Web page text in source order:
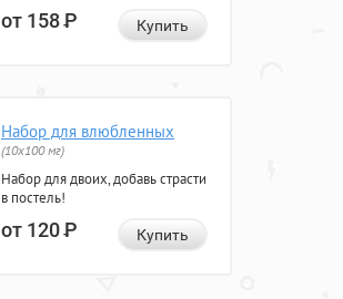
от 158Р Купить
Набор для влюбленных
(10х100 мг)
Набор для двоих, добавь страсти
в постель!
от 120Р Купить